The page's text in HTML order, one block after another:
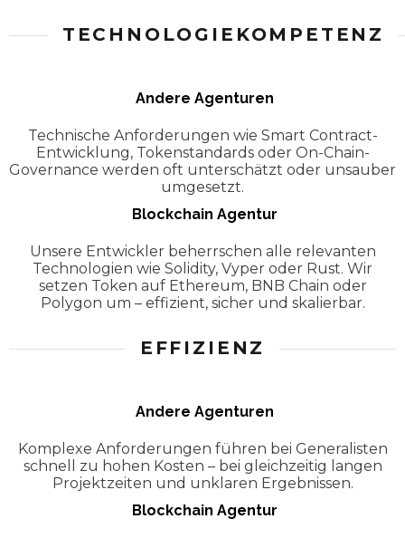
TECHNOLOGIEKOMPETENZ
Andere Agenturen
Technische Anforderungen wie Smart Contract-
Entwicklung, Tokenstandards oder On-Chain-
Governance werden oft unterschätzt oder unsauber
umgesetzt.
Blockchain Agentur
Unsere Entwickler beherrschen alle relevanten
Technologien wie Solidity, Vyper oder Rust. Wir
setzen Token auf Ethereum, BNB Chain oder
Polygon um – effizient, sicher und skalierbar.
EFFIZIENZ
Andere Agenturen
Komplexe Anforderungen führen bei Generalisten
schnell zu hohen Kosten – bei gleichzeitig langen
Projektzeiten und unklaren Ergebnissen.
Blockchain Agentur